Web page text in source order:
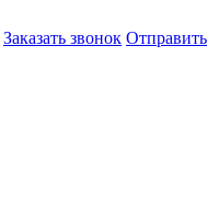
Заказать звонок Отправить